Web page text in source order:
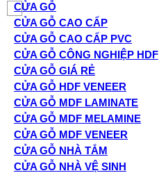
CỬA GỖ
CỬA GỖ CAO CẤP
CỬA GỖ CAO CẤP PVC
CỬA GỖ CÔNG NGHIỆP HDF
CỬA GỖ GIÁ RẺ
CỬA GỖ HDF VENEER
CỬA GỖ MDF LAMINATE
CỬA GỖ MDF MELAMINE
CỬA GỖ MDF VENEER
CỬA GỖ NHÀ TẮM
CỬA GỖ NHÀ VỆ SINH